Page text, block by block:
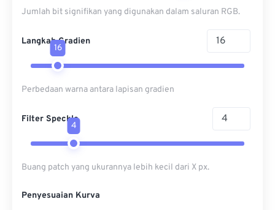
Jumlah bit signifikan yang digunakan dalam saluran RGB.
Langkah Gradien
16
Perbedaan warna antara lapisan gradien
Filter Speckle
4
Buang patch yang ukurannya lebih kecil dari X px.
Penyesuaian Kurva